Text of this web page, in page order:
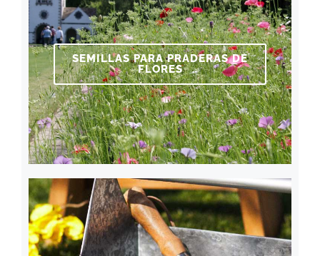
SEMILLAS PARA PRADERAS DE
FLORES